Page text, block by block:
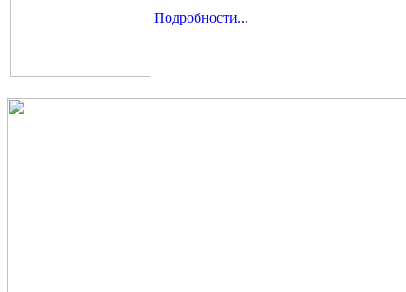
Подробности...